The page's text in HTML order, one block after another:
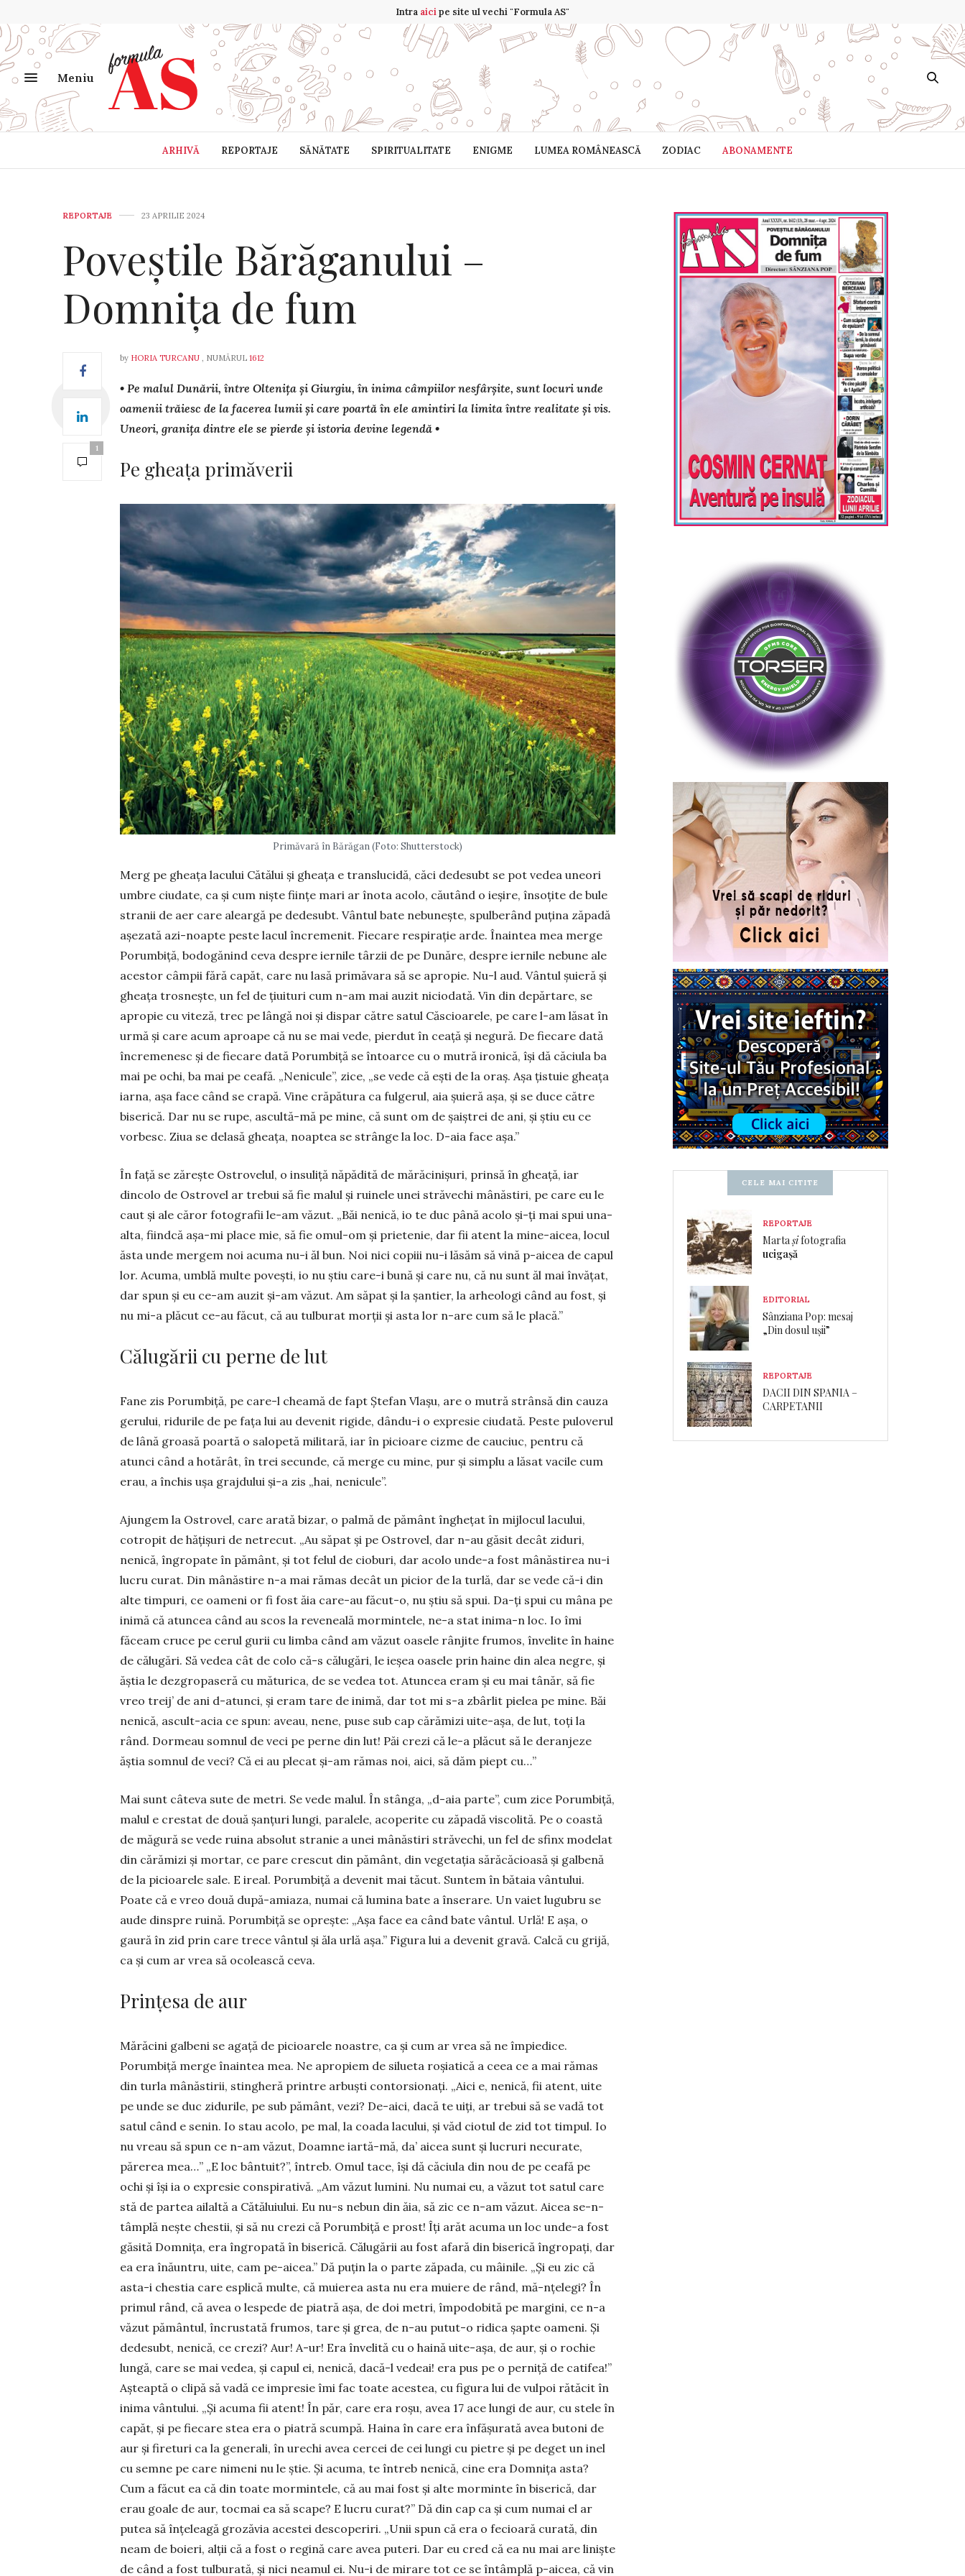
Intra aicipe site ul vechi "Formula AS"
Meniu
ARHIVĂ REPORTAJE SĂNĂTATE SPIRITUALITATE ENIGME LUMEA ROMÂNEASCĂ ZODIAC ABONAMENTE
REPORTAJE 23 APRILIE 2024
Poveștile Bărăganului –
Domnița de fum
1
by HORIA TURCANU , NUMĂRUL 1612
• Pe malul Dunării, între Oltenița și Giurgiu, în inima câmpiilor nesfârșite, sunt locuri unde
oamenii trăiesc de la facerea lumii și care poartă în ele amintiri la limita între realitate și vis.
Uneori, granița dintre ele se pierde și istoria devine legendă •
Pe gheața primăverii
Primăvară în Bărăgan (Foto: Shutterstock)
Merg pe gheața lacului Cătălui și gheața e trans­lucidă, căci dedesubt se pot vedea une­ori
umbre ciudate, ca și cum niște ființe mari ar înota acolo, căutând o ieșire, însoțite de bule
stra­nii de aer care alea­rgă pe dedesubt. Vântul bate ne­bu­neș­te, spul­berând puțina zăpadă
așezată azi-noapte peste lacul încremenit. Fiecare respirație arde. Înain­tea mea mer­ge
Porumbiță, bodogănind ceva des­pre iernile târ­­zii de pe Dunăre, despre iernile nebune ale
aces­tor câm­pii fără capăt, care nu lasă primăvara să se apro­pie. Nu-l aud. Vântul șuieră și
gheața trosnește, un fel de țiuituri cum n-am mai auzit niciodată. Vin din de­păr­­tare, se
apropie cu viteză, trec pe lângă noi și dispar către satul Căs­cioarele, pe care l-am lă­sat în
urmă și care acum aproape că nu se mai ve­de, pier­dut în ceață și ne­gură. De fiecare dată
în­cre­menesc și de fiecare da­tă Porumbiță se în­toar­ce cu o mutră iro­nică, își dă că­ciu­la ba
mai pe ochi, ba mai pe ceafă. „Neni­cule”, zice, „se vede că ești de la oraș. Așa țistuie gheața
iar­na, așa face când se crapă. Vine cră­pătura ca fulge­rul, aia șuie­ră așa, și se duce că­tre
bise­rică. Dar nu se rupe, ascul­tă-mă pe mine, că sunt om de șaiș­trei de ani, și știu eu ce
vorbesc. Ziua se delasă ghea­ța, noaptea se strânge la loc. D-aia face așa.”
În față se zărește Ostrovelul, o insu­liță nă­pă­dită de mărăcinișuri, prin­să în ghea­ță, iar
dincolo de Ostrovel ar trebui să fie malul și ruinele unei stră­vechi mâ­năs­tiri, pe care eu le
caut și ale căror foto­grafii le-am văzut. „Băi ne­nică, io te duc până acolo și-ți mai spui una-
alta, fiind­că așa-mi place mie, să fie omul-om și priete­nie, dar fii atent la mine-aicea, locul
ăsta unde mergem noi acuma nu-i ăl bun. Noi nici copiii nu-i lăsăm să vină p-aicea de capul
lor. Acuma, umblă multe povești, io nu știu care-i bună și care nu, că nu sunt ăl mai învățat,
dar spun și eu ce-am auzit și-am văzut. Am săpat și la șantier, la arheologi când au fost, și
nu mi-a plăcut ce-au făcut, că au tulbu­rat morții și asta lor n-are cum să le placă.”
Călugării cu perne de lut
Fane zis Porumbiță, pe care-l cheamă de fapt Ște­fan Vlașu, are o mutră strânsă din cauza
gerului, ridu­rile de pe fața lui au devenit rigide, dându-i o ex­presie ciudată. Peste puloverul
de lână groasă poar­tă o salo­petă militară, iar în picioare cizme de cau­ciuc, pentru că
atunci când a hotărât, în trei se­cunde, că merge cu mine, pur și simplu a lăsat vacile cum
erau, a închis ușa grajdului și-a zis „hai, nenicule”.
Ajungem la Ostrovel, care arată bizar, o palmă de pământ înghețat în mijlocul lacului,
cotropit de hăți­șuri de netrecut. „Au săpat și pe Ostrovel, dar n-au găsit decât ziduri,
nenică, în­gro­pate în pă­mânt, și tot felul de cioburi, dar acolo unde-a fost mânăs­tirea nu-i
lucru curat. Din mânăs­tire n-a mai rămas decât un picior de la turlă, dar se vede că-i din
alte timpuri, ce oameni or fi fost ăia care-au făcut-o, nu știu să spui. Da-ți spui cu mâna pe
inimă că atuncea când au scos la reveneală mormintele, ne-a stat inima-n loc. Io îmi
făceam cruce pe cerul gurii cu limba când am văzut oasele rânjite frumos, învelite în haine
de călugări. Să vedea cât de colo că-s călu­gări, le ieșea oasele prin haine din alea negre, și
ăștia le dez­gro­paseră cu măturica, de se vedea tot. Atuncea eram și eu mai tânăr, să fie
vreo treij’ de ani d-atunci, și eram tare de inimă, dar tot mi s-a zbârlit pielea pe mine. Băi
nenică, as­cult-acia ce spun: aveau, nene, pu­se sub cap cără­mizi uite-așa, de lut, toți la
rând. Dor­meau som­nul de veci pe per­ne din lut! Păi crezi că le-a plăcut să le deranjeze
ăștia somnul de veci? Că ei au plecat și-am rămas noi, aici, să dăm piept cu…”
Mai sunt câteva sute de metri. Se ve­de malul. În stânga, „d-aia parte”, cum zice Porumbiță,
ma­lul e cres­tat de două șan­țuri lungi, pa­ralele, acoperite cu ză­pa­dă viscolită. Pe o coastă
de măgură se vede ruina absolut stranie a unei mâ­năs­tiri străvechi, un fel de sfinx modelat
din cără­mizi și mortar, ce pare crescut din pământ, din vegetația sărăcă­cioasă și galbenă
de la picioarele sale. E ireal. Porumbiță a de­venit mai tă­cut. Suntem în bătaia vântului.
Poate că e vreo două după-amiaza, numai că lu­mina bate a înserare. Un vaiet lugubru se
aude dinspre ruină. Porumbiță se opreș­te: „Așa face ea când bate vântul. Urlă! E așa, o
gaură în zid prin care trece vântul și ăla urlă așa.” Fi­gura lui a devenit gravă. Calcă cu grijă,
ca și cum ar vrea să ocolească ceva.
Prințesa de aur
Mărăcini galbeni se aga­ță de picioarele noastre, ca și cum ar vrea să ne îm­piedice.
Porumbiță merge înaintea mea. Ne apropiem de silueta roșiatică a ceea ce a mai rămas
din turla mânăs­tirii, stingheră printre arbuști contor­sionați. „Aici e, nenică, fii atent, uite
pe unde se duc zidu­rile, pe sub pământ, vezi? De-aici, dacă te uiți, ar trebui să se vadă tot
satul când e senin. Io stau acolo, pe mal, la coada lacului, și văd ciotul de zid tot timpul. Io
nu vreau să spun ce n-am văzut, Doam­ne iar­tă-mă, da’ aicea sunt și lu­cruri necu­ra­te,
părerea mea…” „E loc bântuit?”, în­treb. Omul tace, își dă căciula din nou de pe ceafă pe
ochi și își ia o expresie conspirativă. „Am văzut lu­mini. Nu numai eu, a vă­zut tot satul care
stă de par­tea ailaltă a Că­tălu­iu­lui. Eu nu-s nebun din ăia, să zic ce n-am văzut. Aicea se-n­
tâm­­­plă nește ches­tii, și să nu crezi că Porumbiță e prost! Îți arăt acuma un loc unde-a fost
găsită Dom­ni­ța, era în­gropată în bise­rică. Călu­gă­rii au fost afară din bise­rică îngropați, dar
ea era înăun­tru, uite, cam pe-ai­cea.” Dă puțin la o parte zăpada, cu mâi­nile. „Și eu zic că
asta-i chestia care esplică multe, că muierea asta nu era muiere de rând, mă-nțelegi? În
primul rând, că avea o lespede de piatră așa, de doi me­tri, împodobită pe mar­gini, ce n-a
văzut pămân­tul, încrustată frumos, tare și grea, de n-au putut-o ridica șapte oameni. Și
dedesubt, nenică, ce crezi? Aur! A-ur! Era înve­lită cu o haină uite-așa, de aur, și o rochie
lungă, care se mai vedea, și capul ei, neni­că, dacă-l vedeai! era pus pe o perniță de catifea!”
Așteaptă o clipă să vadă ce impresie îmi fac toate acestea, cu figura lui de vul­poi rătăcit în
inima vântului. „Și acuma fii atent! În păr, care era roșu, avea 17 ace lungi de aur, cu stele în
capăt, și pe fie­care stea era o piatră scumpă. Haina în care era în­fășurată avea bu­toni de
aur și fireturi ca la generali, în urechi avea cercei de cei lungi cu pietre și pe deget un inel
cu semne pe care nimeni nu le știe. Și acuma, te întreb nenică, cine era Domnița asta?
Cum a făcut ea că din toate mormintele, că au mai fost și alte mor­minte în biserică, dar
erau goale de aur, tocmai ea să scape? E lucru curat?” Dă din cap ca și cum numai el ar
putea să înțeleagă grozăvia acestei descoperiri. „Unii spun că era o fe­cioa­ră curată, din
neam de boieri, alții că a fost o regină care avea puteri. Dar eu cred că ea nu mai are liniște
de când a fost tulbu­rată, și nici neamul ei. Nu-i de mirare tot ce se întâm­plă p-aicea, că vin
CELE MAI CITITE
REPORTAJE
Martașifotografia
ucigașă
EDITORIAL
Sânziana Pop: mesaj
„Din dosul ușii”
REPORTAJE
DACII DIN SPANIA –
CARPETANII